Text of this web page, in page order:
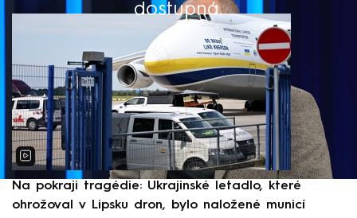
dostupná.
Na pokraji tragédie: Ukrajinské letadlo, které
ohrožoval v Lipsku dron, bylo naložené municí